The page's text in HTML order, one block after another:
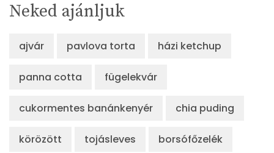
Neked ajánljuk
ajvár pavlova torta házi ketchup
panna cotta fügelekvár
cukormentes banánkenyér chia puding
körözött tojásleves borsófőzelék